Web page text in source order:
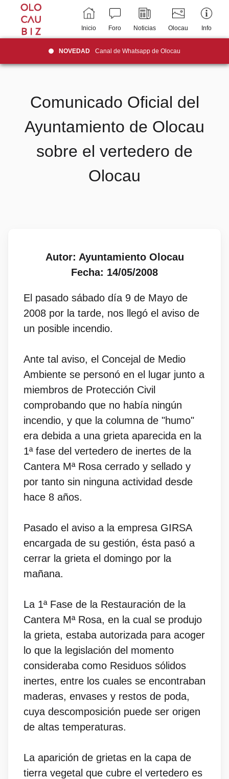
Inicio Foro Noticias Olocau Info
NOVEDAD Canal de Whatsapp de Olocau
Comunicado Oficial del
Ayuntamiento de Olocau
sobre el vertedero de
Olocau
Autor: Ayuntamiento Olocau
Fecha: 14/05/2008
El pasado sábado día 9 de Mayo de
2008 por la tarde, nos llegó el aviso de
un posible incendio.
Ante tal aviso, el Concejal de Medio
Ambiente se personó en el lugar junto a
miembros de Protección Civil
comprobando que no había ningún
incendio, y que la columna de "humo"
era debida a una grieta aparecida en la
1ª fase del vertedero de inertes de la
Cantera Mª Rosa cerrado y sellado y
por tanto sin ninguna actividad desde
hace 8 años.
Pasado el aviso a la empresa GIRSA
encargada de su gestión, ésta pasó a
cerrar la grieta el domingo por la
mañana.
La 1ª Fase de la Restauración de la
Cantera Mª Rosa, en la cual se produjo
la grieta, estaba autorizada para acoger
lo que la legislación del momento
consideraba como Residuos sólidos
inertes, entre los cuales se encontraban
maderas, envases y restos de poda,
cuya descomposición puede ser origen
de altas temperaturas.
La aparición de grietas en la capa de
tierra vegetal que cubre el vertedero es